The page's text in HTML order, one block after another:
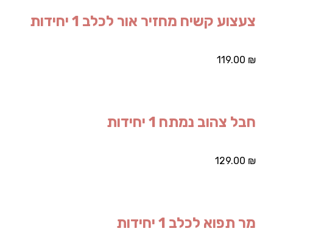
צעצוע קשיח מחזיר אור לכלב 1 יחידות
119.00 ₪
חבל צהוב נמתח 1 יחידות
129.00 ₪
מר תפוא לכלב 1 יחידות